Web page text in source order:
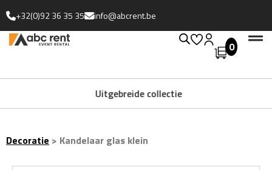
+32(0)92 36 35 35 info@abcrent.be
0
Uitgebreide collectie
Decoratie > Kandelaar glas klein